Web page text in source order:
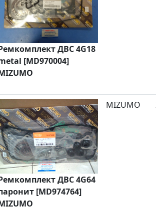
[6]
[1]
[9]
[3]
[6]
[33]
[743]
[119]
[43]
[16]
[356]
[125]
[8]
ДВС 4G18
[MD970004]
ДВС 4G64
[MD974764]
MIZUMO